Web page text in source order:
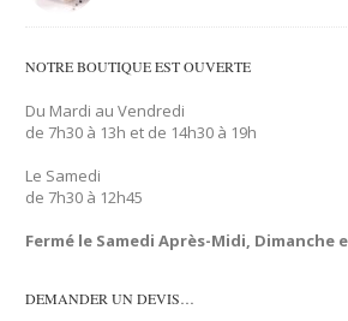
NOTRE BOUTIQUE EST OUVERTE
Du Mardi au Vendredi
de 7h30 à 13h et de 14h30 à 19h
Le Samedi
de 7h30 à 12h45
Fermé le Samedi Après-Midi, Dimanche
DEMANDER UN DEVIS…